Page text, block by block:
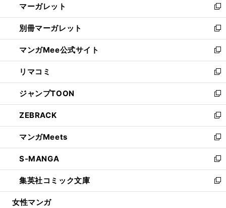
く
で
開
く
ド
ウ
で
開
く
い
ウ
ィ
ン
ド
ウ
で
開
く
マーガレット
新
し
い
ウ
ィ
ン
ド
ウ
で
開
く
別冊マーガレット
新
し
い
ウ
ィ
ン
ド
ウ
で
開
く
マンガMee公式サイト
新
し
い
ウ
ィ
ン
ド
ウ
で
開
く
リマコミ
新
し
い
ウ
ィ
ン
ド
ウ
で
開
く
ジャンプTOON
新
し
い
ウ
ィ
ン
ド
ウ
で
開
ZEBRACK
新
し
い
ウ
ィ
ン
ド
ウ
マンガMeets
新
し
い
ウ
ィ
ン
S-MANGA
新
し
い
ウ
集英社コミック文庫
新
し
女性マンガ